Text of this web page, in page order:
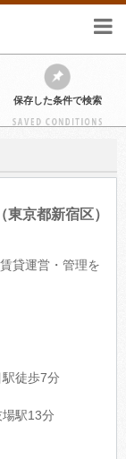
保存した条件で検索
京都新宿区）
貸運営・管理を
徒歩7分
駅13分